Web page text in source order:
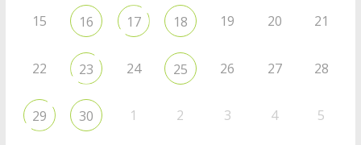
15 16 17 18 19 20 21
22 23 24 25 26 27 28
29 30 1 2 3 4 5